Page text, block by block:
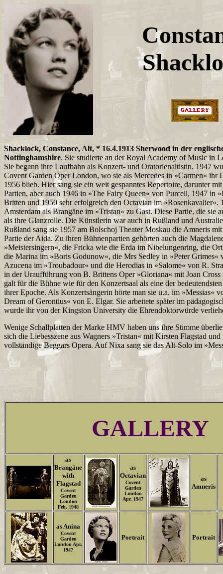
Shacklock, Constance, Alt, * 16.4.1913 Sherwood in der
Nottinghamshire. Sie studierte an der Royal Academy of Music in
Sie begann ihre Laufbahn als Konzert- und Oratorienaltistin. 1947
Covent Garden Oper London, wo sie als Mercedes in »Carmen« ihr
1956 blieb. Hier sang sie ein weit gespanntes Repertoire, darunter
Partien, aber auch 1946 in »The Fairy Queen« von Purcell, 1947 in
Britten und 1950 sehr erfolgreich den Octavian im »Rosenkavalier«.
Amsterdam als Brangäne im »Tristan« zu Gast. Diese Partie, die sie
als ihre Glanzrolle. Die Künstlerin war auch in Rußland und
Rußland sang sie 1957 am Bolschoj Theater Moskau die Amneris
Partie der Aida. Zu ihren Bühnenpartien gehörten auch die
»Meistersingern«, die Fricka wie die Erda im Nibelungenring, die
die Marina im »Boris Godunow«, die Mrs Sedley in »Peter Grimes«
Azucena im »Troubadour« und die Herodias in »Salome« von R.
in der Uraufführung von B. Brittens Oper »Gloriana« mit Joan
galt für die Bühne wie für den Konzertsaal als eine der
ihrer Epoche. Als Konzertsängerin hörte man sie u.a. im »Messias«
Dream of Gerontius« von E. Elgar. Sie arbeitete später im
wurde ihr von der Kingston University die Ehrendoktorwürde
Wenige Schallplatten der Marke HMV haben uns ihre Stimme
sich die Liebesszene aus Wagners »Tristan« mit Kirsten Flagstad
vollständige Beggars Opera. Auf Nixa sang sie das Alt-Solo im
GALLERY
as
Brangäne
with
Flagstad
Covent
Garden
London
Feb. 1948
as
Octavian
Covent
Garden
London
Apr. 1947
as
Amneris
as Anina
Covent
Garden
London Apr.
1947
Portrait Portrait